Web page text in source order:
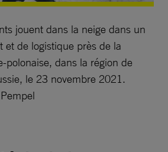
jouent dans la neige dans un
et de logistique près de la
polonaise, dans la région de
le 23 novembre 2021.